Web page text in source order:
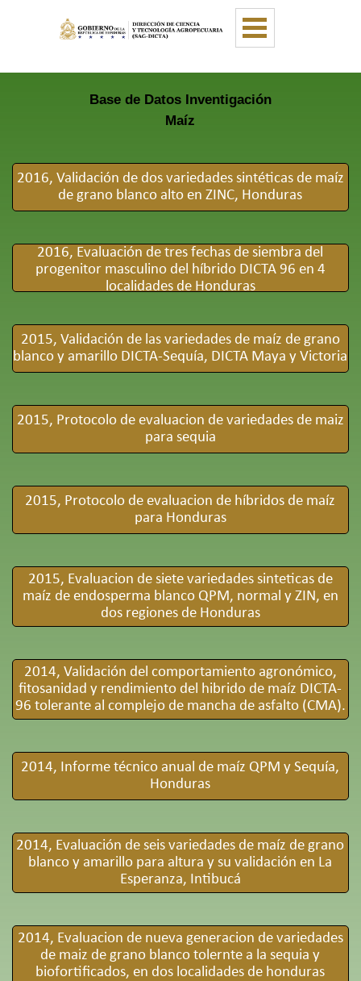
Saltar menú
Base de Datos Inventigación
Maíz
2016, Validación de dos variedades sintéticas de maíz
de grano blanco alto en ZINC, Honduras
2016, Evaluación de tres fechas de siembra del
progenitor masculino del híbrido DICTA 96 en 4
localidades de Honduras
2015, Validación de las variedades de maíz de grano
blanco y amarillo DICTA-Sequía, DICTA Maya y Victoria
2015, Protocolo de evaluacion de variedades de maiz
para sequia
2015, Protocolo de evaluacion de híbridos de maíz
para Honduras
2015, Evaluacion de siete variedades sinteticas de
maíz de endosperma blanco QPM, normal y ZIN, en
dos regiones de Honduras
2014, Validación del comportamiento agronómico,
fitosanidad y rendimiento del hibrido de maíz DICTA-
96 tolerante al complejo de mancha de asfalto (CMA).
2014, Informe técnico anual de maíz QPM y Sequía,
Honduras
2014, Evaluación de seis variedades de maíz de grano
blanco y amarillo para altura y su validación en La
Esperanza, Intibucá
2014, Evaluacion de nueva generacion de variedades
de maiz de grano blanco tolernte a la sequia y
biofortificados, en dos localidades de honduras